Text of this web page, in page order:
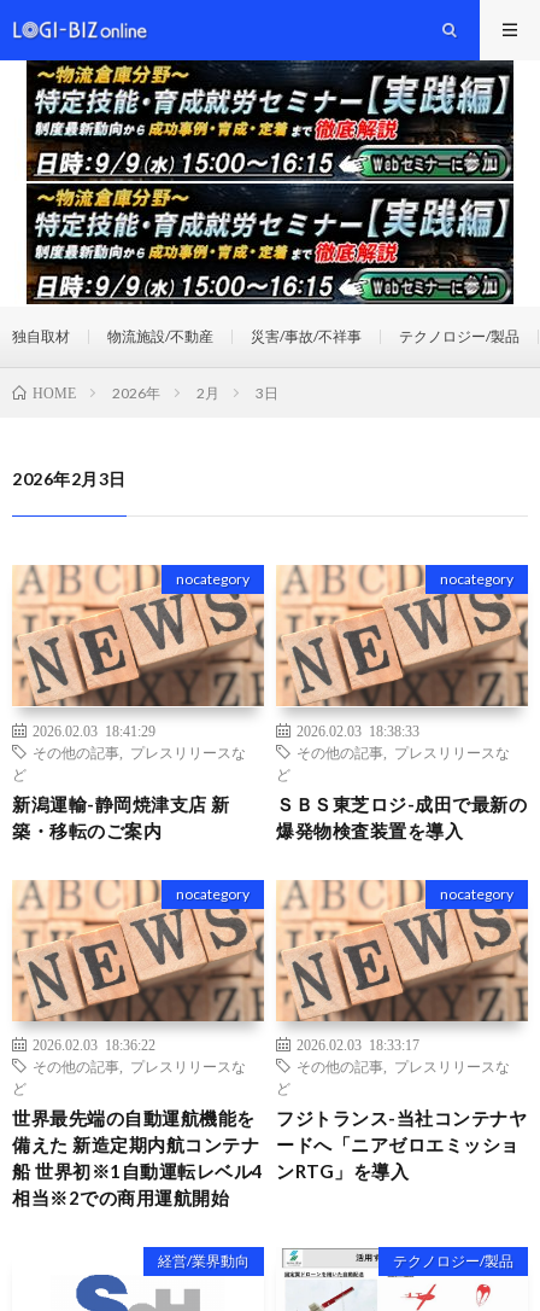
独自取材 物流施設/不動産 災害/事故/不祥事 テクノロジー/製品
HOME 2026年 2月 3日
2026年2月3日
nocategory
2026.02.03 18:41:29
その他の記事
プレスリリースな
ど
新潟運輸-静岡焼津支店 新
築・移転のご案内
nocategory
2026.02.03 18:38:33
その他の記事
プレスリリースな
ど
ＳＢＳ東芝ロジ-成田で最新の
爆発物検査装置を導入
nocategory
2026.02.03 18:36:22
その他の記事
プレスリリースな
ど
世界最先端の自動運航機能を
備えた 新造定期内航コンテナ
船 世界初※1自動運転レベル4
相当※2での商用運航開始
nocategory
2026.02.03 18:33:17
その他の記事
プレスリリースな
ど
フジトランス-当社コンテナヤ
ードへ「ニアゼロエミッショ
ンRTG」を導入
経営/業界動向 テクノロジー/製品